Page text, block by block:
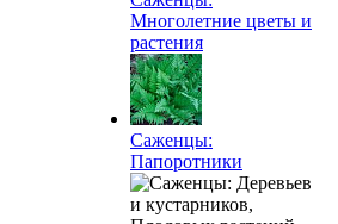
Многолетние цветы и
растения
Саженцы:
Папоротники